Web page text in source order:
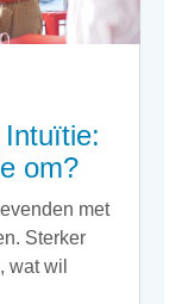
om?
met
Sterker
wat wil